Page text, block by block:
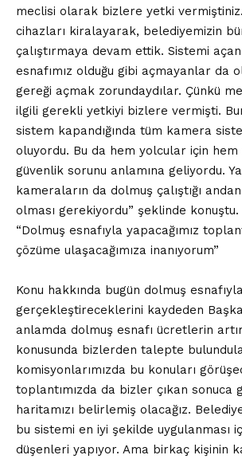
meclisi olarak bizlere yetki
cihazları kiralayarak, belediyemizin
çalıştırmaya devam ettik. Sistemi
esnafımız olduğu gibi açmayanlar da
gereği açmak zorundaydılar. Çünkü
ilgili gerekli yetkiyi bizlere vermişti.
sistem kapandığında tüm kamera
oluyordu. Bu da hem yolcular için hem
güvenlik sorunu anlamına geliyordu.
kameraların da dolmuş çalıştığı
olması gerekiyordu” şeklinde konuştu.
“Dolmuş esnafıyla yapacağımız
çözüme ulaşacağımıza inanıyorum”
Konu hakkında bugün dolmuş
gerçekleştireceklerini kaydeden
anlamda dolmuş esnafı ücretlerin
konusunda bizlerden talepte
komisyonlarımızda bu konuları
toplantımızda da bizler çıkan sonuca
haritamızı belirlemiş olacağız.
bu sistemi en iyi şekilde uygulanması
düşenleri yapıyor. Ama birkaç kişinin